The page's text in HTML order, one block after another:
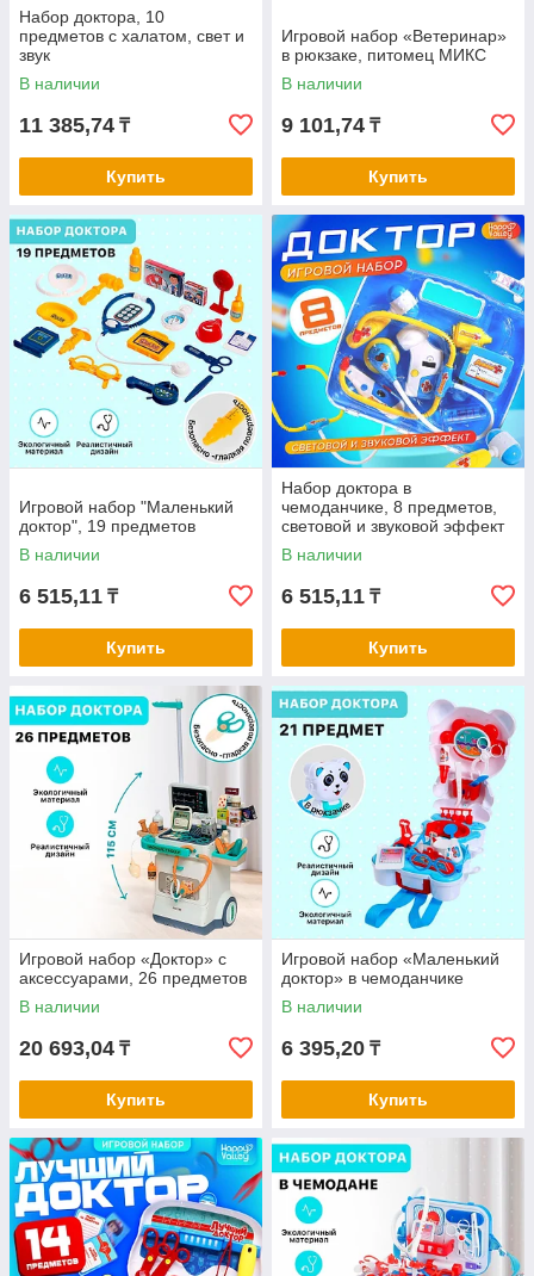
Набор доктора, 10
предметов с халатом, свет и
звук
В наличии
11 385,74 ₸
Купить
Игровой набор «Ветеринар»
в рюкзаке, питомец МИКС
В наличии
9 101,74 ₸
Купить
Игровой набор "Маленький
доктор", 19 предметов
В наличии
6 515,11 ₸
Купить
Набор доктора в
чемоданчике, 8 предметов,
световой и звуковой эффект
В наличии
6 515,11 ₸
Купить
Игровой набор «Доктор» с
аксессуарами, 26 предметов
В наличии
20 693,04 ₸
Купить
Игровой набор «Маленький
доктор» в чемоданчике
В наличии
6 395,20 ₸
Купить